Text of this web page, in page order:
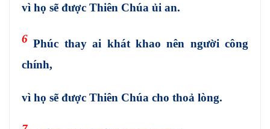
vì họ sẽ được Thiên Chúa ủi an.
6 Phúc thay ai khát khao nên người công
chính,
vì họ sẽ được Thiên Chúa cho thoả lòng.